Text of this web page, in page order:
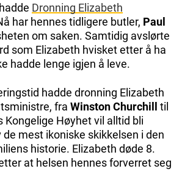
Dronning Elizabeth
har hennes tidligere butler, Paul
om saken. Samtidig avslørte
som Elizabeth hvisket etter å ha
hadde lenge igjen å leve.
hadde dronning Elizabeth
fra Winston Churchill
til
Kongelige Høyhet vil alltid bli
de mest ikoniske skikkelsen i den
historie. Elizabeth døde 8.
at helsen hennes forverret seg